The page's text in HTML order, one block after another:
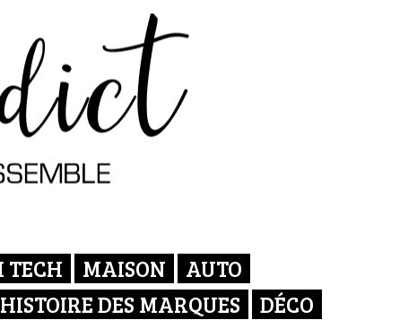
TECH MAISON
AUTO
HISTOIRE DES MARQUES
DÉCO